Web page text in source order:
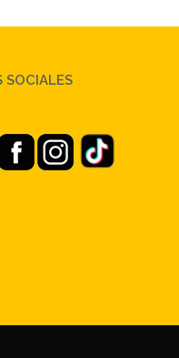
SOCIALES